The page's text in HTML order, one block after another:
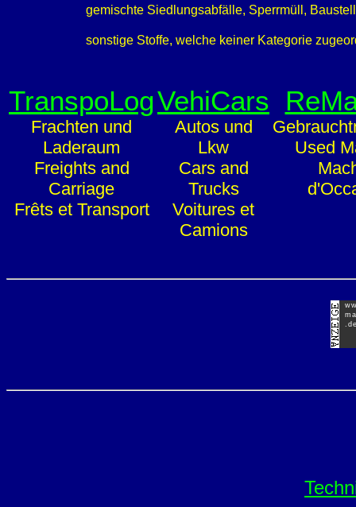
gemischte Siedlungsabfälle, Sperrmüll,
sonstige Stoffe, welche keiner Kategorie
TranspoLog
Frachten und
Laderaum
Freights and
Carriage
Frêts et Transport
VehiCars
Autos und
Lkw
Cars and
Trucks
Voitures et
Camions
Used